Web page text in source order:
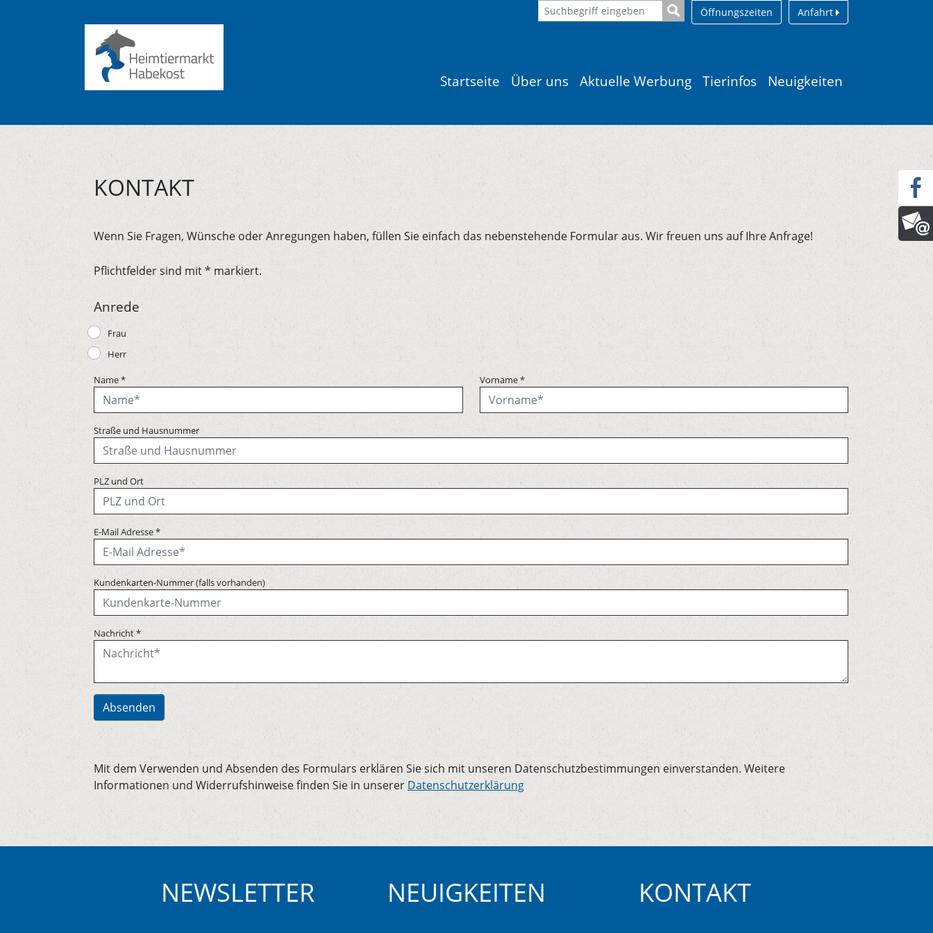
Öffnungszeiten Anfahrt
Startseite Über uns Aktuelle Werbung Tierinfos Neuigkeiten
KONTAKT
Wenn Sie Fragen, Wünsche oder Anregungen haben, füllen Sie einfach das nebenstehende Formular aus. Wir freuen uns auf Ihre Anfrage!
Pflichtfelder sind mit * markiert.
Anrede
Frau
Herr
Name* Vorname*
Straße und Hausnummer
PLZ und Ort
E-Mail Adresse*
Kundenkarten-Nummer (falls vorhanden)
Nachricht*
Absenden
Mit dem Verwenden und Absenden des Formulars erklären Sie sich mit unseren Datenschutzbestimmungen einverstanden. Weitere
Informationen und Widerrufshinweise finden Sie in unserer Datenschutzerklärung
NEWSLETTER NEUIGKEITEN KONTAKT